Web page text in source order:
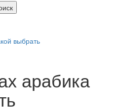
выбрать
арабика